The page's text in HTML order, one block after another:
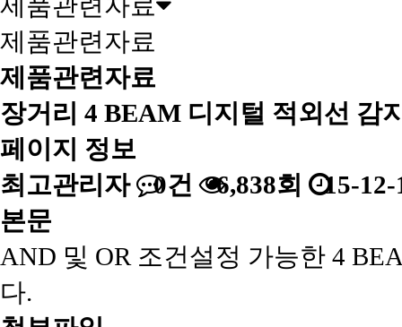
제품관련자료
제품관련자료
장거리 4 BEAM 디지털 적외선 감
페이지 정보
최고관리자 0건 6,838회
15-12-
본문
AND 및 OR 조건설정 가능한 4
다.